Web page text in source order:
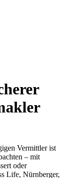
Vermittler ist
– mit
oder
Life, Nürnberger,